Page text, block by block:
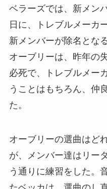
ベラーズでは、新メン
日に、トレブルメーカ
新メンバーが除名とな
オーブリーは、昨年の
必死で、トレブルメー
うことはもちろん、仲
た。
オーブリーの選曲はど
が、メンバー達はリー
う通りに練習をした。